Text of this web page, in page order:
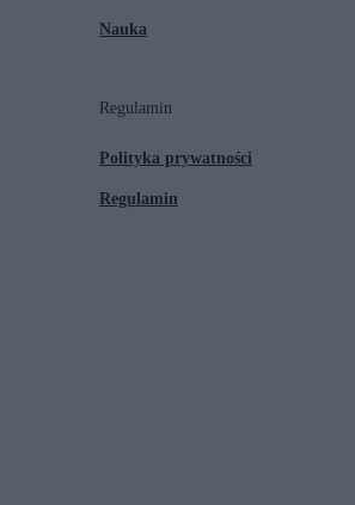
Nauka
Regulamin
Polityka prywatności
Regulamin